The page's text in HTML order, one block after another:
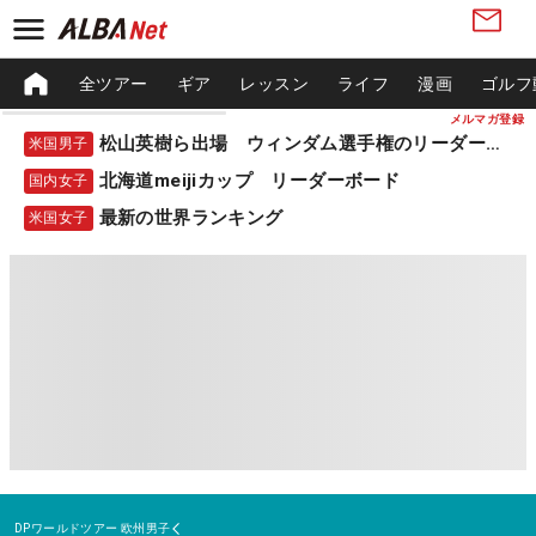
メルマガ登録
全ツアー ギア レッスン ライフ 漫画 ゴル
米国男子 松山英樹ら出場 ウィンダム選手権のリーダーボード
国内女子 北海道meijiカップ リーダーボード
米国女子 最新の世界ランキング
DPワールドツアー 欧州男子